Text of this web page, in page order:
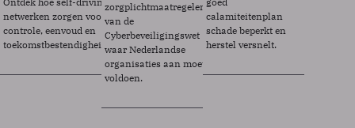
netwerken zorgen voor
controle, eenvoud en
toekomstbestendigheid.
zorgplichtmaatregelen
van de
Cyberbeveiligingswet
waar Nederlandse
organisaties aan moeten
voldoen.
calamiteitenplan
schade beperkt en
herstel versnelt.